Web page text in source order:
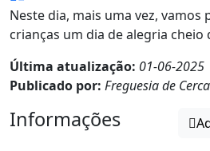
Neste dia, mais uma vez,
crianças um dia de alegria cheio
Última atualização: 01-06-2025
Publicado por: Freguesia de
Informações